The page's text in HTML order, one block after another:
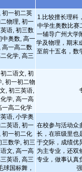
初一初二英
物理, 初一
语, 初三数
中奥数, 高一
高一高二数
化学, 高三
1.比较擅长理科
中学生奥数比赛
一辅导广州大学
学及物理，期末
至前十五名，数
二语文, 初
初一初二物
, 初三英语,
学, 高一高
一高二化学
语, 小学奥
英语, 初一
初一初二化
三数学, 初三
文, 高一高
英语, 高三
球国标舞，
在校参与活动众
长，在班级里也
于交际，成绩优
为主专业，还双
专业，做事认真